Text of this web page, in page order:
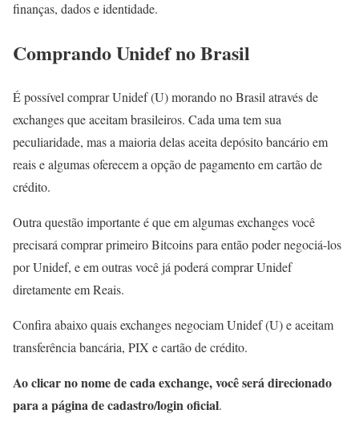
finanças, dados e identidade.
Comprando Unidef no Brasil
É possível comprar Unidef (U) morando no Brasil através de
exchanges que aceitam brasileiros. Cada uma tem sua
peculiaridade, mas a maioria delas aceita depósito bancário em
reais e algumas oferecem a opção de pagamento em cartão de
crédito.
Outra questão importante é que em algumas exchanges você
precisará comprar primeiro Bitcoins para então poder negociá-los
por Unidef, e em outras você já poderá comprar Unidef
diretamente em Reais.
Confira abaixo quais exchanges negociam Unidef (U) e aceitam
transferência bancária, PIX e cartão de crédito.
Ao clicar no nome de cada exchange, você será direcionado
para a página de cadastro/login oficial.